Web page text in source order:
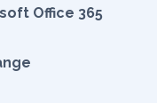
Office 365